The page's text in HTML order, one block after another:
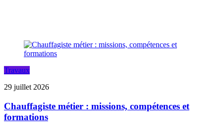
Travaux
29 juillet 2026
Chauffagiste métier : missions, compétences et
formations